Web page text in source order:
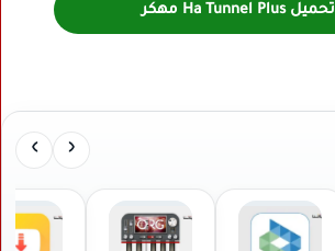
تحميل Ha Tunnel Plus مهكر
‹
›